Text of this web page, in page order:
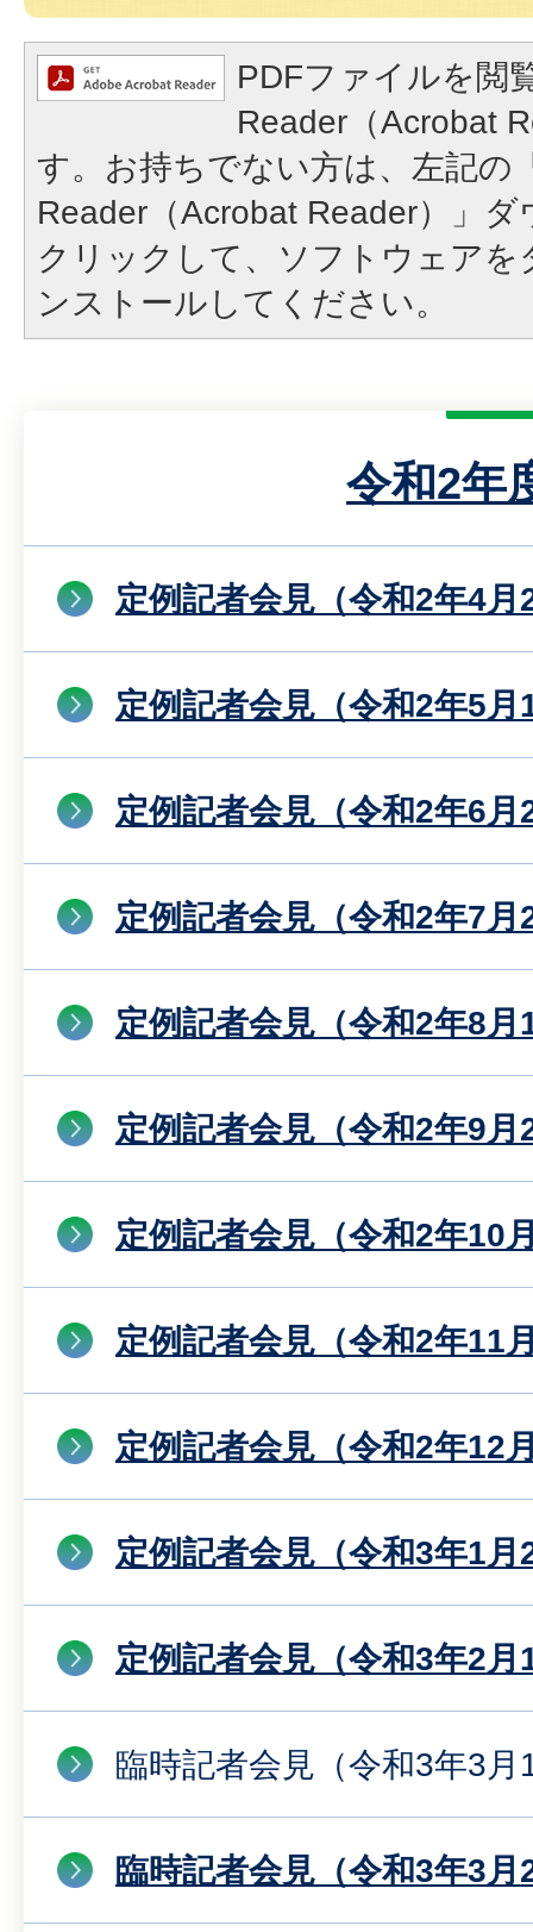
PDFファイルを閲
Reader（Acrobat
す。お持ちでない方は、左記の
Reader（Acrobat Reader）」
クリックして、ソフトウェア
ンストールしてください。
令和2年
定例記者会見（令和2年4月
定例記者会見（令和2年5月
定例記者会見（令和2年6月
定例記者会見（令和2年7月
定例記者会見（令和2年8月
定例記者会見（令和2年9月
定例記者会見（令和2年10
定例記者会見（令和2年11
定例記者会見（令和2年12
定例記者会見（令和3年1月
定例記者会見（令和3年2月
臨時記者会見（令和3年3月
臨時記者会見（令和3年3月